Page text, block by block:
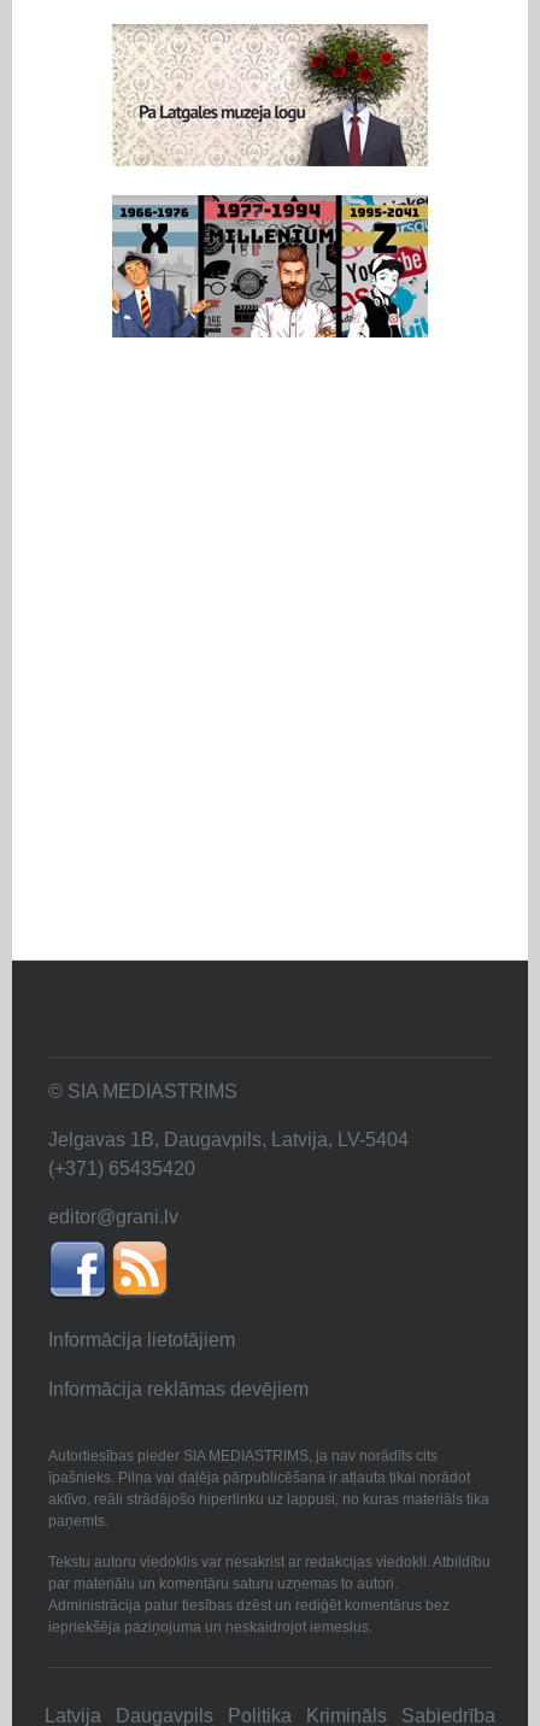
© SIA MEDIASTRIMS
Jelgavas 1B, Daugavpils, Latvija, LV-5404
(+371) 65435420
editor@grani.lv
Informācija lietotājiem
Informācija reklāmas devējiem
Autortiesības pieder SIA MEDIASTRIMS, ja nav norādīts cits
īpašnieks. Pilna vai daļēja pārpublicēšana ir atļauta tikai norādot
aktīvo, reāli strādājošo hiperlinku uz lappusi, no kuras materiāls tika
paņemts.
Tekstu autoru viedoklis var nesakrist ar redakcijas viedokli. Atbildību
par materiālu un komentāru saturu uzņemas to autori.
Administrācija patur tiesības dzēst un rediģēt komentārus bez
iepriekšēja paziņojuma un neskaidrojot iemeslus.
Latvija Daugavpils Politika Krimināls Sabiedrība